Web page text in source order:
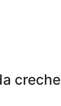
creche